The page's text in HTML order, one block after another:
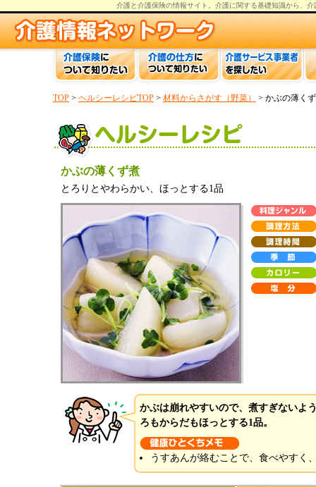
介護と介護保険の情報サイト。 介護に関する基礎知識から、 介
TOP > ヘルシーレシピTOP > 材料からさがす（野菜） > かぶの薄く
かぶの薄くず煮
とろりとやわらかい、ほっとする1品
かぶは崩れやすいので、煮すぎないよ
ろもからだもほっとする1品。
うすあんが絡むことで、食べやすく